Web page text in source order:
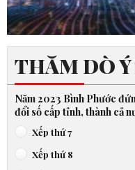
THĂM DÒ
Năm 2023 Bình Phước
đổi số cấp tỉnh, thành cả
Xếp thứ 7
Xếp thứ 8